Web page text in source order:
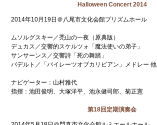
Halloween Concert 2014
2014年10月19日＠八尾市文化会館プリズムホール
ムソルグスキー／禿山の一夜（原典版）
デュカス／交響的スケルツォ「魔法使いの弟子」
サンサーンス／交響詩「死の舞踏」
バデルト／「パイレーツオブカリビアン」メドレー 他
ナビゲーター：山村雅代
指揮：池田俊明、大塚洋平、池永健司郎、菊正憲
第18回定期演奏会